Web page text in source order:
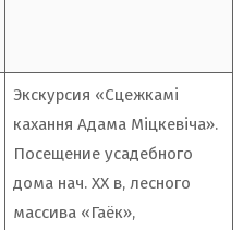
Экскурсия «Сцежкамі
кахання Адама Міцкевіча».
Посещение усадебного
дома нач. ХХ в, лесного
массива «Гаёк»,